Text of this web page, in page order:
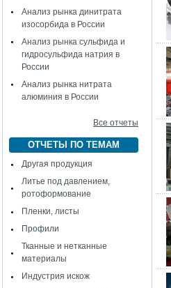
Анализ рынка динитрата
изосорбида в России
Анализ рынка сульфида и
гидросульфида натрия в
России
Анализ рынка нитрата
алюминия в России
Все отчеты
ОТЧЕТЫ ПО ТЕМАМ
Другая продукция
Литье под давлением,
ротоформование
Пленки, листы
Профили
Тканные и нетканные
материалы
Индустрия искож